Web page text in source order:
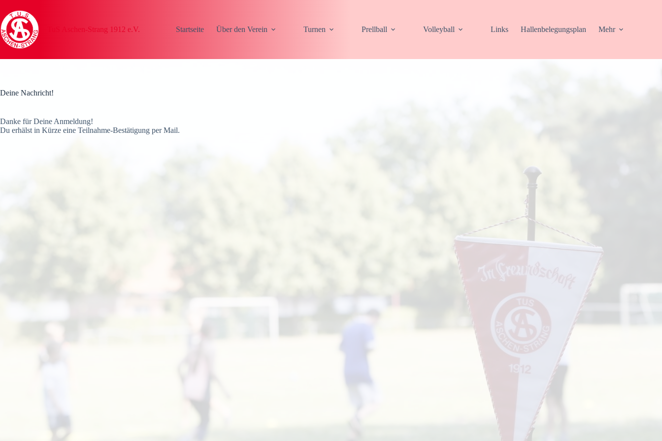
Inhalt
springen
TuS Aschen-Strang 1912 e.V.
Startseite Über den Verein Turnen Prellball Volleyball Links Hallenbelegungsplan Mehr
Deine Nachricht!
Danke für Deine Anmeldung!
Du erhälst in Kürze eine Teilnahme-Bestätigung per Mail.